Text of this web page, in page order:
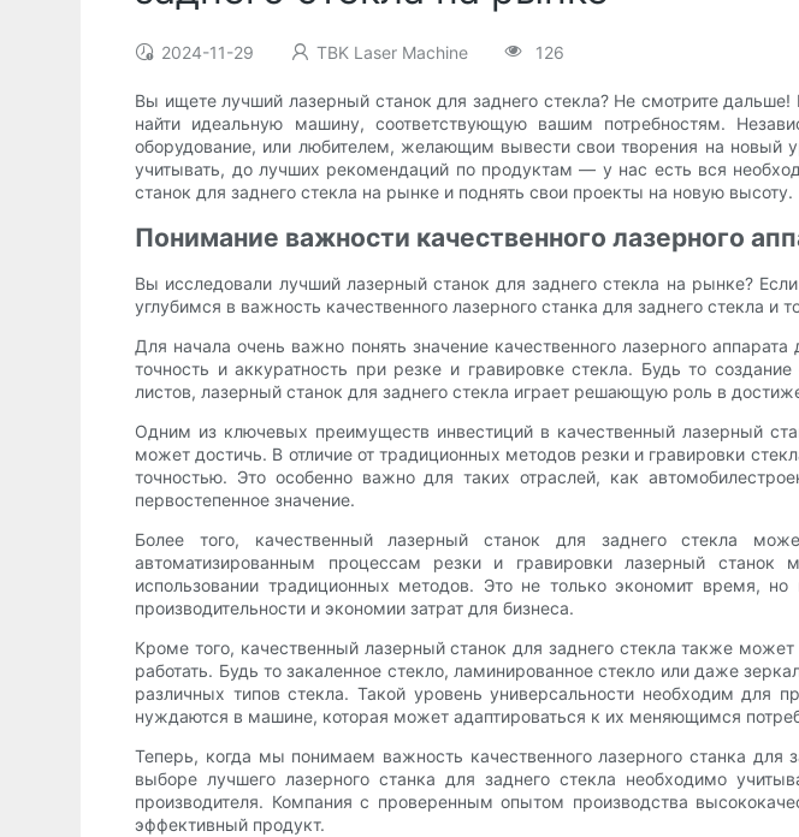
2024-11-29 TBK Laser Machine 126
Вы ищете лучший лазерный станок для заднего стекла? Не смотрите
найти идеальную машину, соответствующую вашим потребностям.
оборудование, или любителем, желающим вывести свои творения на
учитывать, до лучших рекомендаций по продуктам — у нас есть вся
станок для заднего стекла на рынке и поднять свои проекты на новую высоту.
Понимание важности качественного лазерного
Вы исследовали лучший лазерный станок для заднего стекла на рынке?
углубимся в важность качественного лазерного станка для заднего стекла и
Для начала очень важно понять значение качественного лазерного
точность и аккуратность при резке и гравировке стекла. Будь то
листов, лазерный станок для заднего стекла играет решающую роль в
Одним из ключевых преимуществ инвестиций в качественный лазерный
может достичь. В отличие от традиционных методов резки и гравировки
точностью. Это особенно важно для таких отраслей, как
первостепенное значение.
Более того, качественный лазерный станок для заднего стекла
автоматизированным процессам резки и гравировки лазерный
использовании традиционных методов. Это не только экономит время,
производительности и экономии затрат для бизнеса.
Кроме того, качественный лазерный станок для заднего стекла также
работать. Будь то закаленное стекло, ламинированное стекло или даже
различных типов стекла. Такой уровень универсальности необходим для
нуждаются в машине, которая может адаптироваться к их меняющимся
Теперь, когда мы понимаем важность качественного лазерного станка
выборе лучшего лазерного станка для заднего стекла необходимо
производителя. Компания с проверенным опытом производства
эффективный продукт.